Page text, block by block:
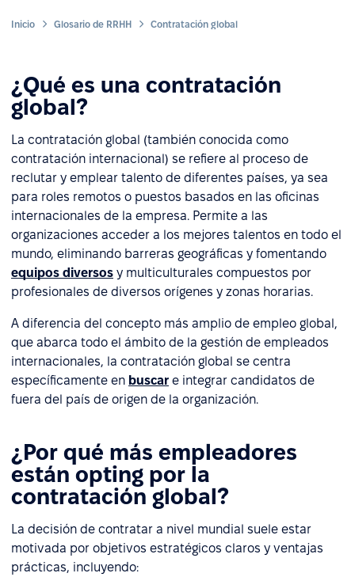
Inicio Glosario de RRHH Contratación global
¿Qué es una contratación
global?
La contratación global (también conocida como
contratación internacional) se refiere al proceso de
reclutar y emplear talento de diferentes países, ya sea
para roles remotos o puestos basados en las oficinas
internacionales de la empresa. Permite a las
organizaciones acceder a los mejores talentos en todo el
mundo, eliminando barreras geográficas y fomentando
equipos diversos y multiculturales compuestos por
profesionales de diversos orígenes y zonas horarias.
A diferencia del concepto más amplio de empleo global,
que abarca todo el ámbito de la gestión de empleados
internacionales, la contratación global se centra
específicamente en buscar e integrar candidatos de
fuera del país de origen de la organización.
¿Por qué más empleadores
están opting por la
contratación global?
La decisión de contratar a nivel mundial suele estar
motivada por objetivos estratégicos claros y ventajas
prácticas, incluyendo: